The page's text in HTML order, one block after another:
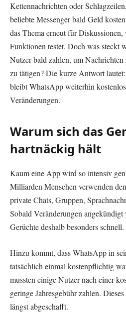
Kettennachrichten oder
beliebte Messenger bald Geld
das Thema erneut für
Funktionen testet. Doch was steckt
Nutzer bald zahlen, um
zu tätigen? Die kurze Antwort
bleibt WhatsApp weiterhin
Veränderungen.
Warum sich das
hartnäckig hält
Kaum eine App wird so intensiv
Milliarden Menschen verwenden
private Chats, Gruppen,
Sobald Veränderungen
Gerüchte deshalb besonders schnell.
Hinzu kommt, dass WhatsApp in
tatsächlich einmal kostenpflichtig
mussten einige Nutzer nach einer
geringe Jahresgebühr zahlen.
längst abgeschafft.